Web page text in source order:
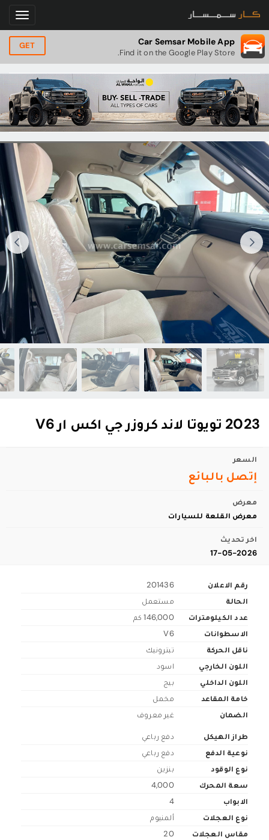
Car Semsar Mobile App
Find it on the Google Play Store.
GET
2023 تويوتا لاند كروزر جي اكس ار V6
السعر
إتصل بالبائع
معرض
معرض القلعة للسيارات
اخر تحديث
17-05-2026
رقم الاعلان
201436
الحالة
مستعمل
عدد الكيلومترات
146,000 كم
الاسطوانات
V6
ناقل الحركة
تبترونيك
اللون الخارجي
اسود
اللون الداخلي
بيج
خامة المقاعد
مخمل
الضمان
غير معروف
طراز الهيكل
دفع رباعي
نوعية الدفع
دفع رباعي
نوع الوقود
بنزين
سعة المحرك
4,000
الابواب
4
نوع العجلات
ألمنيوم
مقاس العجلات
20